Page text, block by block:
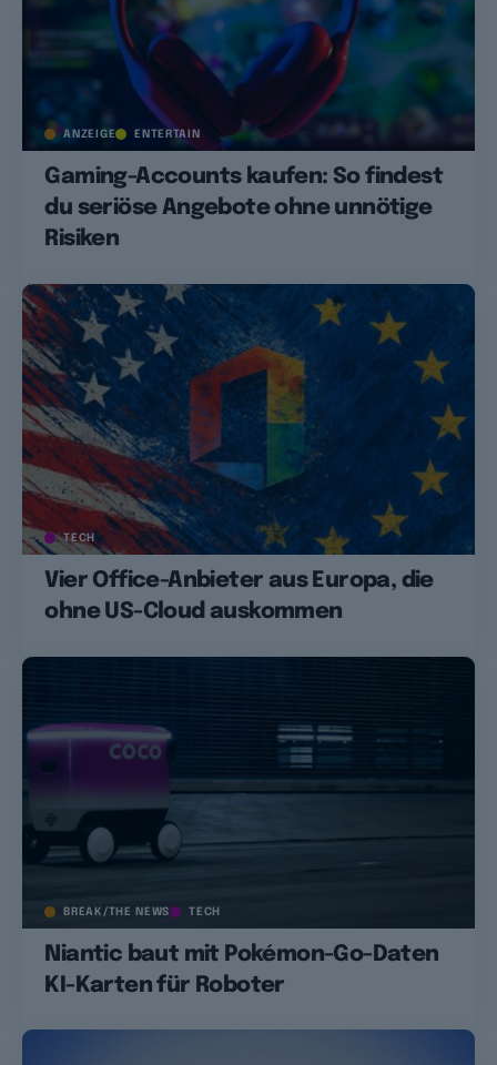
ANZEIGE ENTERTAIN
Gaming-Accounts kaufen: So findest
du seriöse Angebote ohne unnötige
Risiken
TECH
Vier Office-Anbieter aus Europa, die
ohne US-Cloud auskommen
BREAK/THE NEWS TECH
Niantic baut mit Pokémon-Go-Daten
KI-Karten für Roboter